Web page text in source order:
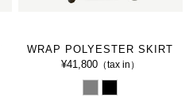
WRAP POLYESTER SKIRT
¥41,800（tax in）